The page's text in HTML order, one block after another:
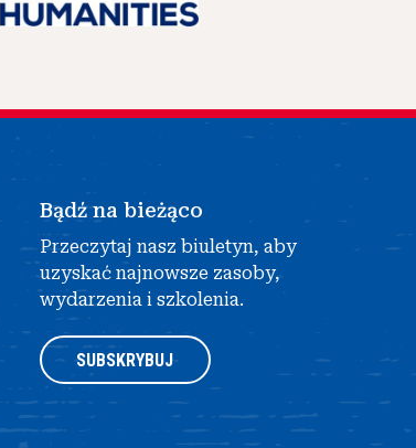
Bądź na bieżąco
Przeczytaj nasz biuletyn, aby
uzyskać najnowsze zasoby,
wydarzenia i szkolenia.
SUBSKRYBUJ